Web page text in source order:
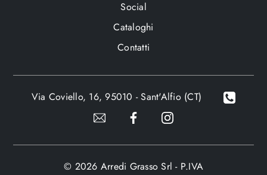
Social
Cataloghi
Contatti
Via Coviello, 16, 95010 - Sant'Alfio (CT)
© 2026 Arredi Grasso Srl - P.IVA